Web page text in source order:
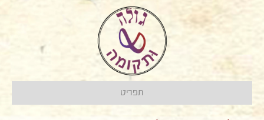
תפריט